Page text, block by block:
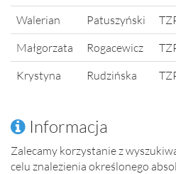
Walerian
Patuszyński
Małgorzata
Rogacewicz
Krystyna
Rudzińska
Informacja
Zalecamy korzystanie z
celu znalezienia określonego